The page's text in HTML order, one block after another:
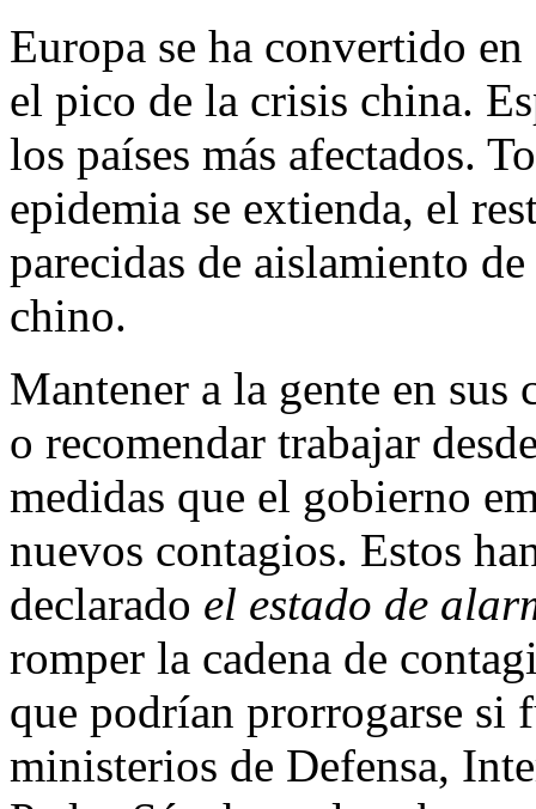
Europa se ha convertido
el pico de la crisis china.
los países más afectados.
epidemia se extienda, el
parecidas de aislamiento
chino.
Mantener a la gente en
o recomendar trabajar
medidas que el gobierno
nuevos contagios. Estos
declarado el estado de
romper la cadena de
que podrían prorrogarse si
ministerios de Defensa,